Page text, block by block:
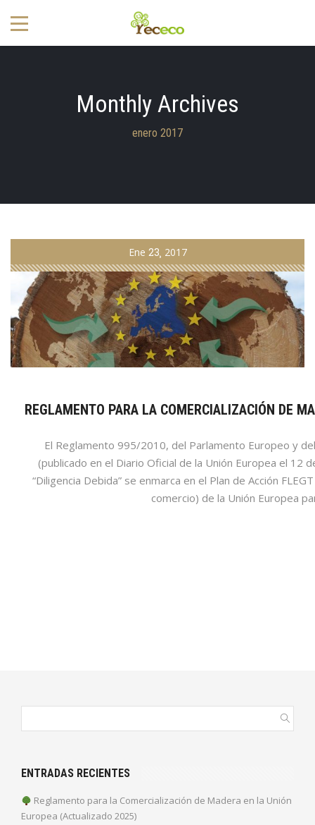
Monthly Archives
enero 2017
Ene 23 2017
REGLAMENTO PARA LA COMERCIALIZACIÓN DE
El Reglamento 995/2010, del Parlamento Europeo y
(publicado en el Diario Oficial de la Unión Europea el 12
“Diligencia Debida” se enmarca en el Plan de Acción
comercio) de la Unión Europea
ENTRADAS RECIENTES
Reglamento para la Comercialización de Madera en la Unión
Europea (Actualizado 2025)